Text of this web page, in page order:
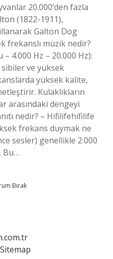
20.000’den fazla
(1822-1911),
Galton Dog
frekanslı müzik nedir?
4.000 Hz – 20.000 Hz):
ve yüksek
yüksek kalite,
Kulaklıkların
arasındaki dengeyi
nedir? – Hifilifehifilife
frekans duymak ne
sesler) genellikle 2.000
Bu…
Bırak
Sitemap